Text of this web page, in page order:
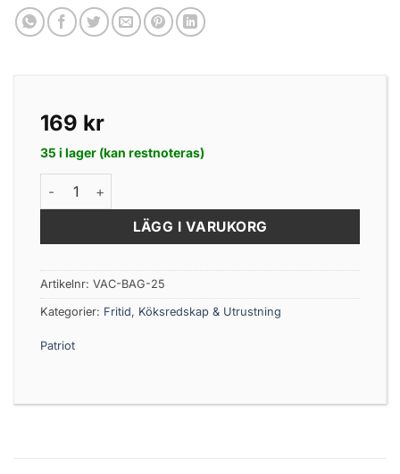
169 kr
35 i lager (kan restnoteras)
Patriot vakuumpåse 25cm x 35cm 50st/pkt mängd
LÄGG I VARUKORG
Artikelnr: VAC-BAG-25
Kategorier: Fritid, Köksredskap & Utrustning
Patriot